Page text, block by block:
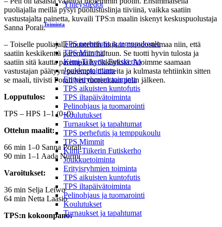
Yhteystiedot
Toiminta
TPS perhefutis ja temppukoulu
TPS Mimmit
Kimi-Tiikerin Futiskerho
Joukkuetoiminta
Erityisryhmien toiminta
TPS aikuisten kuntofutis
TPS iltapäivätoiminta
Pelinohjaus ja tuomarointi
Koulutukset
Turnaukset ja tapahtumat
TPS perhefutis ja temppukoulu
TPS Mimmit
Kimi-Tiikerin Futiskerho
Joukkuetoiminta
Erityisryhmien toiminta
TPS aikuisten kuntofutis
TPS iltapäivätoiminta
Pelinohjaus ja tuomarointi
Koulutukset
Turnaukset ja tapahtumat
puoliajalla meillä pysyi puolustuslinja tiiviinä, vaikka saatiin
vastustajalta painetta, kuvaili TPS:n maalin iskenyt keskuspuolustaja
Sanna Porali.
– Toiselle puoliajalle muutettiin hiukan muodostelmaa niin, että
saatiin keskikenttä paremmin haltuun. Se tuotti hyvin tulosta ja
saatiin sitä kautta parempia hyökkäyksiä. Aloimme saamaan
vastustajan päätyyn parempia tilanteita ja kulmasta tehtiinkin sitten
se maali, tiivisti Porali heti tuoreeltaan pelin jälkeen.
Lopputulos:
TPS – HPS 1–1 (0–0)
Ottelun maalit:
66 min 1–0 Sanna Porali
90 min 1–1 Aada Nurmi
Varoitukset:
36 min Selja Leiwo
64 min Netta Laasio
TPS:n kokoonpano: